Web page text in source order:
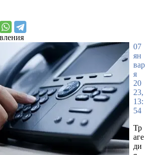
07
ян
вар
я
20
23,
13:
54
Тр
аге
ди